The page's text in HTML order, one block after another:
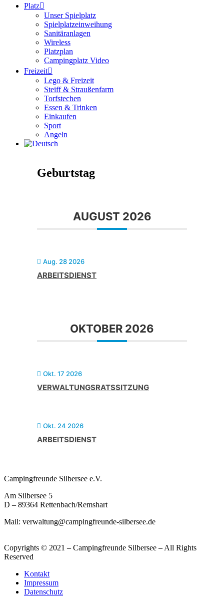
Platz
Unser Spielplatz
Spielplatzeinweihung
Sanitäranlagen
Wireless
Platzplan
Campingplatz Video
Freizeit
Lego & Freizeit
Steiff & Straußenfarm
Torfstechen
Essen & Trinken
Einkaufen
Sport
Angeln
Geburtstag
AUGUST 2026
Aug. 28 2026
ARBEITSDIENST
OKTOBER 2026
Okt. 17 2026
VERWALTUNGSRATSSITZUNG
Okt. 24 2026
ARBEITSDIENST
Campingfreunde Silbersee e.V.
Am Silbersee 5
D – 89364 Rettenbach/Remshart
Mail: verwaltung@campingfreunde-silbersee.de
Copyrights © 2021 – Campingfreunde Silbersee – All Rights
Reserved
Kontakt
Impressum
Datenschutz